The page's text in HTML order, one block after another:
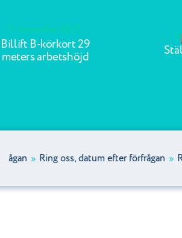
9 december 2025
Billift B-körkort 29
meters arbetshöjd
» Ring oss, datum efter förfrågan » Ring